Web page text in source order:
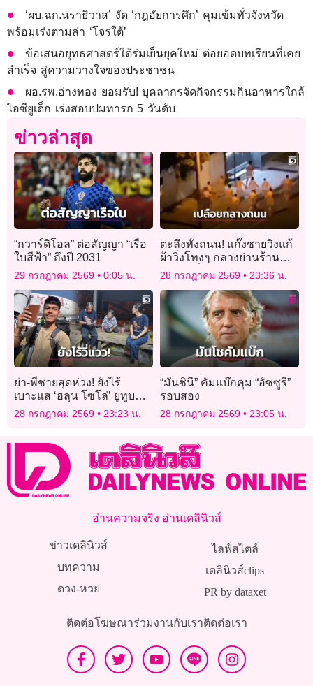
‘ผบ.ฉก.นราธิวาส’ งัด ‘กฎอัยการศึก’ คุมเข้มทั่วจังหวัด
พร้อมเร่งตามล่า ‘โจรใต้’
ข้อเสนอยุทธศาสตร์ใต้ร่มเย็นยุคใหม่ ต่อยอดบทเรียนที่เคย
สำเร็จ สู่ความวางใจของประชาชน
ผอ.รพ.อ่างทอง ยอมรับ! บุคลากรจัดกิจกรรมกินอาหารใกล้
ไอซียูเด็ก เร่งสอบปมทารก 5 วันดับ
ข่าวล่าสุด
“กวาร์ดิโอล” ต่อสัญญา “เรือ
ใบสีฟ้า” ถึงปี 2031
29 กรกฎาคม 2569 0:05 น.
ตะลึงทั้งถนน! แก๊งชายวิ่งแก้
ผ้าวิ่งโทงๆ กลางย่านร้าน
อาหารชื่อดังในออสเตรเลีย
28 กรกฎาคม 2569 23:36 น.
ย่า-พี่ชายสุดห่วง! ยังไร้
เบาะแส ‘ฮลุน โซโล่’ ยูทูบ
เบอร์ชื่อดังหายตัวปริศนา
จอร์เจีย
28 กรกฎาคม 2569 23:23 น.
“มันชินี” คัมแบ๊กคุม “อัซซูรี”
รอบสอง
28 กรกฎาคม 2569 23:05 น.
อ่านความจริง อ่านเดลินิวส์
ข่าวเดลินิวส์
บทความ
ดวง-หวย
ไลฟ์สไตล์
เดลินิวส์clips
PR by dataxet
ติดต่อโฆษณาร่วมงานกับเราติดต่อเรา